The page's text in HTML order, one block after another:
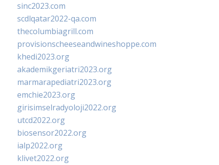
sinc2023.com
scdlqatar2022-qa.com
thecolumbiagrill.com
provisionscheeseandwineshoppe.com
khedi2023.org
akademikgeriatri2023.org
marmarapediatri2023.org
emchie2023.org
girisimselradyoloji2022.org
utcd2022.org
biosensor2022.org
ialp2022.org
klivet2022.org